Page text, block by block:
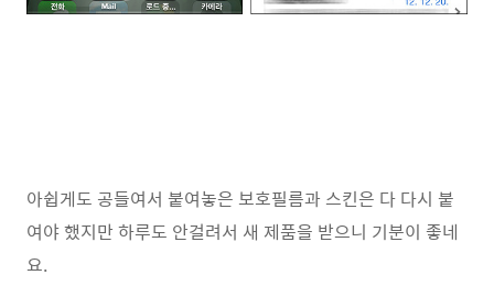
아쉽게도 공들여서 붙여놓은 보호필름과 스킨은 다 다시 붙
여야 했지만 하루도 안걸려서 새 제품을 받으니 기분이 좋네
요.